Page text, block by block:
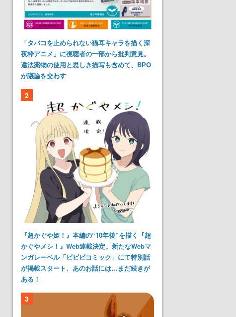
「タバコを止められない猫耳キャラを描く深
夜枠アニメ」に視聴者の一部から批判意見。
違法薬物の使用と思しき描写も含めて、BPO
が議論を交わす
2
『超かぐや姫！』本編の“10年後”を描く『超
かぐやメシ！』Web連載決定。新たなWebマ
ンガレーベル「ビビビコミック」にて特別話
が掲載スタート、あのお話には…まだ続きが
ある！
3